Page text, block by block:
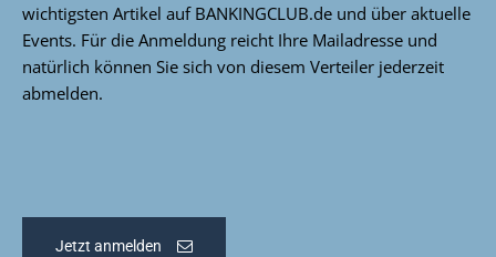
wichtigsten Artikel auf BANKINGCLUB.de und über aktuelle
Events. Für die Anmeldung reicht Ihre Mailadresse und
natürlich können Sie sich von diesem Verteiler jederzeit
abmelden.
Jetzt anmelden